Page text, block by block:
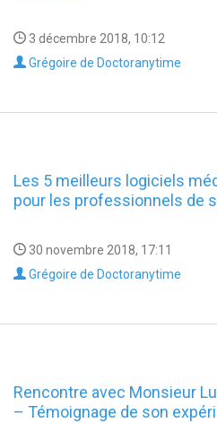
3 décembre 2018, 10:12
Grégoire de Doctoranytime
Les 5 meilleurs logiciels
pour les professionnels de
30 novembre 2018, 17:11
Grégoire de Doctoranytime
Rencontre avec Monsieur
– Témoignage de son